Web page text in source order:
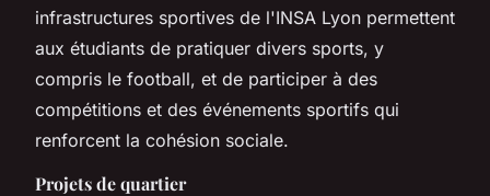
infrastructures sportives de l'INSA Lyon permettent
aux étudiants de pratiquer divers sports, y
compris le football, et de participer à des
compétitions et des événements sportifs qui
renforcent la cohésion sociale.
Projets de quartier